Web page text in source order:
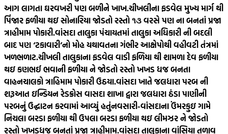
આગ લાગતા ઘરવખરી પણ બળીને ખાખ.ચીખલીના ફડવેલ મુખ્ય માર્ગ થી
પિંજાર ફળીયા થઇ સોનારિયા જોડતો રસ્તો ૧૩ વરસે પણ ના બનતાં પ્રજા
ત્રાહીમામ પોકારી.વાંસદા તાલુકા પંચાયતમાં તાલુકા અધિકારી ની બદલી
બાદ પણ ‘ટકાવારી’નો મોહ યથાવતના ગંભીર આક્ષેપોથી વહીવટી તંત્રમાં
ખળભળાટ.ચીખલી તાલુકાના ફડવેલ વાડી ફળિયા થી શામળા દેવ ફળીયા
થઇ કણભઈ ભવાની ફળીયા ને જોડતો રસ્તો ખખડ ધજ બનતા
વાહનચાલકો ત્રાહિમામ પોકારી ઉઠયા.વાંસદા ખાતે જલધારા પરબ ની
શરૂઆત ઇન્ડિયન રેડક્રોસ વાસદા શાખા દ્વારા જલધારા ઠંડા પાણીની
પરબનું ઉદ્ઘાટન કરવામાં આવ્યું હતુંનવસારી-વાંસદાના ઉંમરકુઇ ગામે
નિચલા બરડા ફળીયા થી ઉપલા બરડા ફળીયા થઇ લીમઝર ને જોડતો
રસ્તો ખખડધજ બનતાં પ્રજા ત્રાહીમામ.વાંસદા તાલુકાના વાંસિયા તળાવ